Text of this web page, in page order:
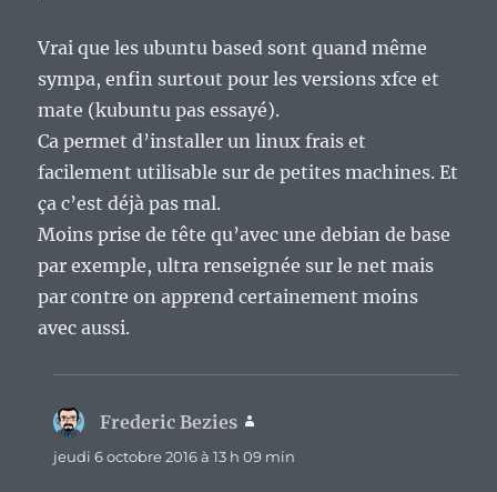
Vrai que les ubuntu based sont quand même
sympa, enfin surtout pour les versions xfce et
mate (kubuntu pas essayé).
Ca permet d’installer un linux frais et
facilement utilisable sur de petites machines. Et
ça c’est déjà pas mal.
Moins prise de tête qu’avec une debian de base
par exemple, ultra renseignée sur le net mais
par contre on apprend certainement moins
avec aussi.
Frederic Bezies
jeudi 6 octobre 2016 à 13 h 09 min